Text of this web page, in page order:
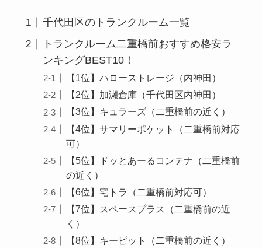
千代田区のトランクルーム一覧
トランクルーム二重橋前おすすめ格安ラ
ンキングBEST10！
【1位】ハローストレージ（内神田）
【2位】加瀬倉庫（千代田区内神田）
【3位】キュラーズ（二重橋前の近く）
【4位】サマリーポケット（二重橋前対応
可）
【5位】ドッとあーるコンテナ（二重橋前
の近く）
【6位】宅トラ（二重橋前対応可）
【7位】スペースプラス（二重橋前の近
く）
【8位】キーピット（二重橋前の近く）